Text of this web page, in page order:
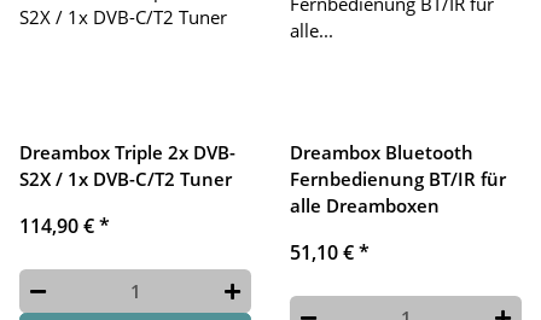
Dreambox Triple 2x DVB-
S2X / 1x DVB-C/T2 Tuner
114,90 €*
Dreambox Bluetooth
Fernbedienung BT/IR für
alle Dreamboxen
51,10 €*